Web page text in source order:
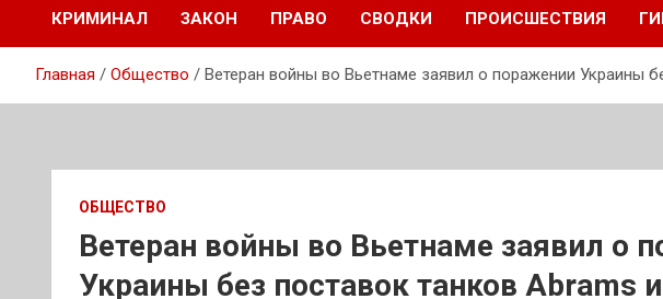
КРИМИНАЛ ЗАКОН ПРАВО СВОДКИ ПРОИСШЕСТВИЯ
Главная Общество Ветеран войны во Вьетнаме заявил о поражении Украины
ОБЩЕСТВО
Ветеран войны во Вьетнаме заявил о
Украины без поставок танков Abrams